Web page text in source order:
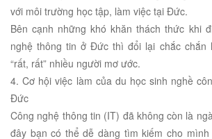
với môi trường học tập, làm việc tại Đức.
Bên cạnh những khó khăn thách thức khi
nghệ thông tin ở Đức thì đổi lại chắc chắn
“rất, rất” nhiều người mơ ước.
4. Cơ hội việc làm của du học sinh nghề
Đức
Công nghệ thông tin (IT) đã không còn là
đây bạn có thể dễ dàng tìm kiếm cho